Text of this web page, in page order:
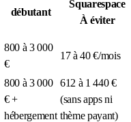
débutant
Squarespace
À éviter
800 à 3 000
€
17 à 40 €/mois
800 à 3 000
€ +
hébergement
612 à 1 440 €
(sans apps ni
thème payant)